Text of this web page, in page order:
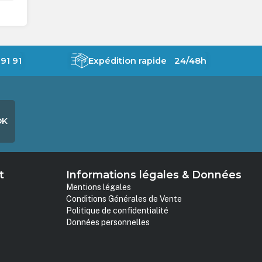
91 Expédition rapide 24/48h
Informations légales & Données
Mentions légales
Conditions Générales de Vente
Politique de confidentialité
Données personnelles